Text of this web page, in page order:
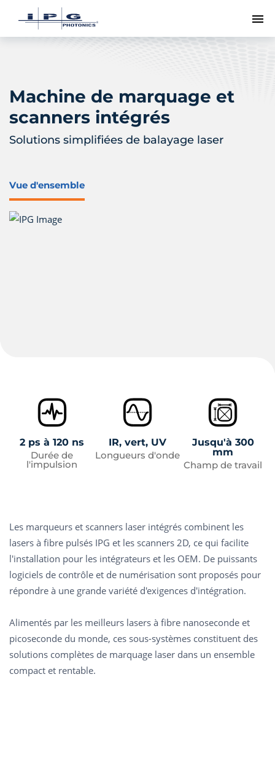
Machine de marquage et
scanners intégrés
Solutions simplifiées de balayage laser
Vue d'ensemble
2 ps à 120 ns
Durée de
l'impulsion
IR, vert, UV
Longueurs d'onde
Jusqu'à 300
mm
Champ de travail
Les marqueurs et scanners laser intégrés combinent les
lasers à fibre pulsés IPG et les scanners 2D, ce qui facilite
l'installation pour les intégrateurs et les OEM. De puissants
logiciels de contrôle et de numérisation sont proposés pour
répondre à une grande variété d'exigences d'intégration.
Alimentés par les meilleurs lasers à fibre nanoseconde et
picoseconde du monde, ces sous-systèmes constituent des
solutions complètes de marquage laser dans un ensemble
compact et rentable.